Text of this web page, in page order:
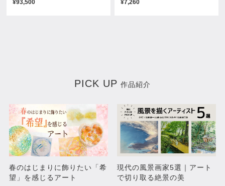
¥93,500
¥7,260
PICK UP 作品紹介
春のはじまりに飾りたい「希
望」を感じるアート
現代の風景画家5選｜アート
で切り取る絶景の美